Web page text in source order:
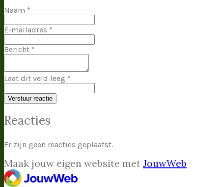
Naam *
E-mailadres *
Bericht *
Laat dit veld leeg *
Verstuur reactie
Reacties
Er zijn geen reacties geplaatst.
Maak jouw eigen website met JouwWeb